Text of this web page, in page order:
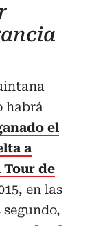
habrá
el
a
Tour de
en las